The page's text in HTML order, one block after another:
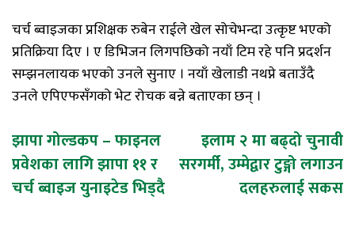
चर्च ब्वाइजका प्रशिक्षक रुबेन राईले खेल सोचेभन्दा उत्कृष्ट भएको
प्रतिक्रिया दिए । ए डिभिजन लिगपछिको नयाँ टिम रहे पनि प्रदर्शन
सम्झनलायक भएको उनले सुनाए । नयाँ खेलाडी नथप्ने बताउँदै
उनले एपिएफसँगको भेट रोचक बन्ने बताएका छन् ।
Post
navigation
झापा गोल्डकप – फाइनल
प्रवेशका लागि झापा ११ र
चर्च ब्वाइज युनाइटेड भिड्दै
इलाम २ मा बढ्दो चुनावी
सरगर्मी, उम्मेद्वार टुङ्गो लगाउन
दलहरुलाई सकस